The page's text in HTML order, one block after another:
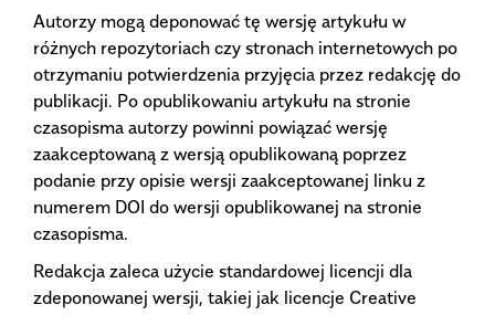
Autorzy mogą deponować tę wersję artykułu w
różnych repozytoriach czy stronach internetowych po
otrzymaniu potwierdzenia przyjęcia przez redakcję do
publikacji. Po opublikowaniu artykułu na stronie
czasopisma autorzy powinni powiązać wersję
zaakceptowaną z wersją opublikowaną poprzez
podanie przy opisie wersji zaakceptowanej linku z
numerem DOI do wersji opublikowanej na stronie
czasopisma.
Redakcja zaleca użycie standardowej licencji dla
zdeponowanej wersji, takiej jak licencje Creative